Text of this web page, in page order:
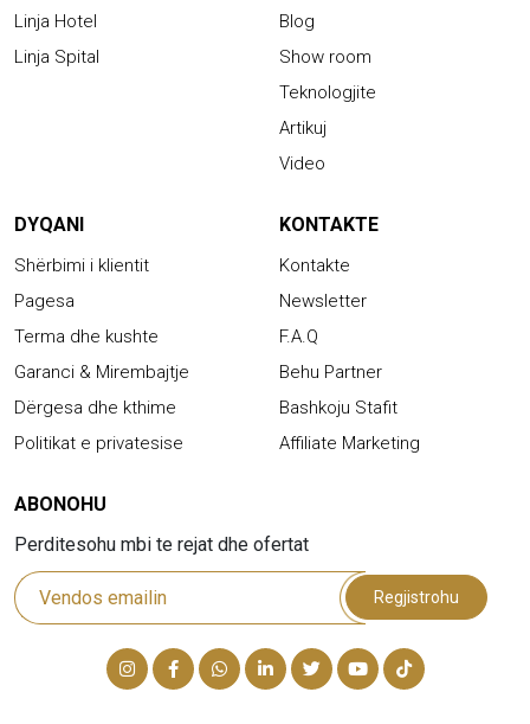
Linja Hotel
Linja Spital
Blog
Show room
Teknologjite
Artikuj
Video
DYQANI
Shërbimi i klientit
Pagesa
Terma dhe kushte
Garanci & Mirembajtje
Dërgesa dhe kthime
Politikat e privatesise
KONTAKTE
Kontakte
Newsletter
F.A.Q
Behu Partner
Bashkoju Stafit
Affiliate Marketing
ABONOHU
Perditesohu mbi te rejat dhe ofertat
Regjistrohu